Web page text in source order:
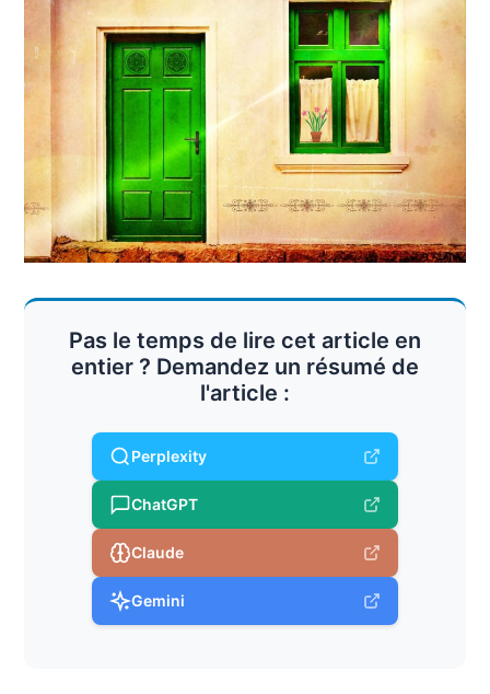
Pas le temps de lire cet article en
entier ? Demandez un résumé de
l'article :
Perplexity
ChatGPT
Claude
Gemini